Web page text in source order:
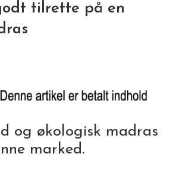
tilrette på en
og økologisk madras
marked.